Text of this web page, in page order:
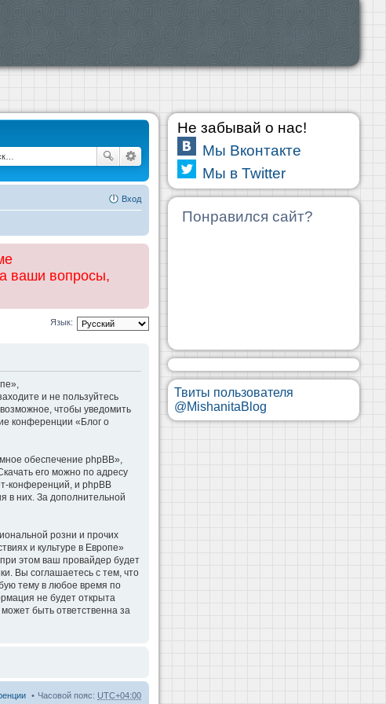
Вход
ваши вопросы,
Язык:
и не пользуйтесь
чтобы уведомить
конференции «Блог о
обеспечение phpBB»,
его можно по адресу
конференций, и phpBB
в них. За дополнительной
розни и прочих
и культуре в Европе»
этом ваш провайдер будет
Вы соглашаетесь с тем, что
тему в любое время по
не будет открыта
быть ответственна за
Часовой пояс: UTC+04:00
Не забывай о нас!
Мы Вконтакте
Мы в Twitter
Понравился сайт?
Твиты пользователя
@MishanitaBlog